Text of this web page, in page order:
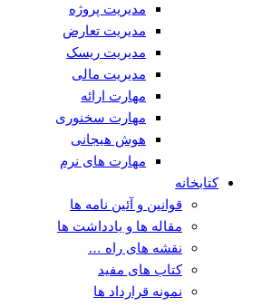
مدیریت پروژه
مدیریت تعارض
مدیریت ریسک
مدیریت مالی
مهارت ارائه
مهارت سخنوری
هوش هیجانی
مهارت های نرم
کتابخانه
قوانین و آئین نامه ها
مقاله ها و یادداشت ها
نقشه های راه …
کتاب های مفید
نمونه قرارداد ها